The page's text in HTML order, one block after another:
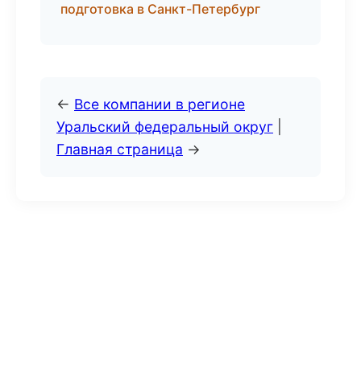
подготовка в Санкт-Петербург
← Все компании в регионе
Уральский федеральный округ
Главная страница →